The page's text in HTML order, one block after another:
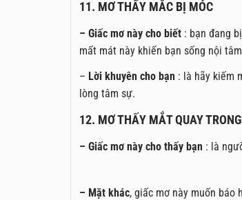
11. MƠ THẤY MẮC BỊ MÓC
– Giấc mơ này cho biết : bạn đang
mất mát này khiến bạn sống nội
– Lời khuyên cho bạn : là hãy kiếm
lòng tâm sự.
12. MƠ THẤY MẮT QUAY
– Giấc mơ này cho thấy bạn : là
– Mặt khác, giấc mơ này muốn báo